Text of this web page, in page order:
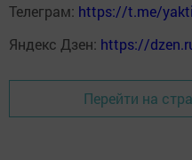
Телеграм: https://t.me/
Яндекс Дзен: https://
Перейти на